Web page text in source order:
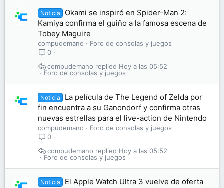
Noticia
Okami se inspiró en Spider-Man 2:
Kamiya confirma el guiño a la famosa escena de
Tobey Maguire
compudemano
Foro de consolas y juegos
0
Foro de consolas y juegos
Hoy a las 05:52
compudemano
Noticia
La película de The Legend of Zelda por
fin encuentra a su Ganondorf y confirma otras
nuevas estrellas para el live-action de Nintendo
compudemano
Foro de consolas y juegos
0
Foro de consolas y juegos
Hoy a las 05:52
compudemano
Noticia
El Apple Watch Ultra 3 vuelve de oferta